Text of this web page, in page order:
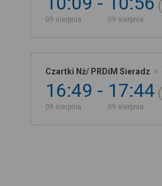
09 sierpnia 09 sierpnia
Czartki Nż/ PRDiM Sieradz
16:49
09 sierpnia
17:44
09 sierpnia